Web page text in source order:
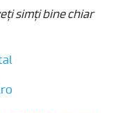
simţi bine chiar